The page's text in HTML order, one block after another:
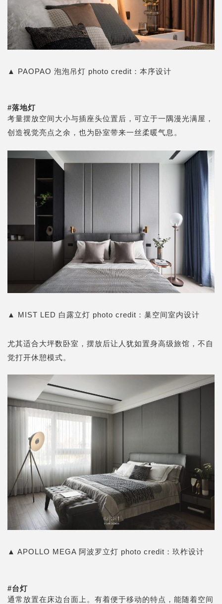
▲ PAOPAO 泡泡吊灯 photo credit： 本序设计
#落地灯
考量摆放空间大小与插座头位置后，可立于一隅漫光满屋，
创造视觉亮点之余，也为卧室带来一丝柔暖气息。
▲ MIST LED 白露立灯 photo credit： 巢空间室内设计
尤其适合大坪数卧室，摆放后让人犹如置身高级旅馆，不自
觉打开休憩模式。
▲ APOLLO MEGA 阿波罗立灯 photo credit： 玖柞设计
#台灯
通常放置在床边台面上。有着便于移动的特点，能随着空间